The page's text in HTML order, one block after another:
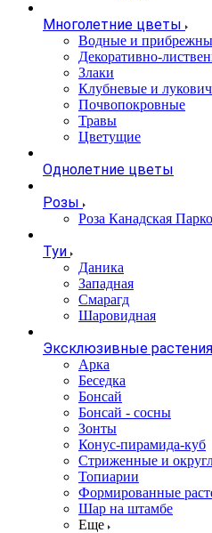
Многолетние цветы
Водные и
Декоративно-
Злаки
Клубневые и
Почвопокровные
Травы
Цветущие
Однолетние цветы
Розы
Роза Канадская
Туи
Даника
Западная
Смарагд
Шаровидная
Эксклюзивные растения
Арка
Беседка
Бонсай
Бонсай - сосны
Зонты
Конус-пирамида-куб
Стриженные и
Топиарии
Формированные
Шар на штамбе
Еще